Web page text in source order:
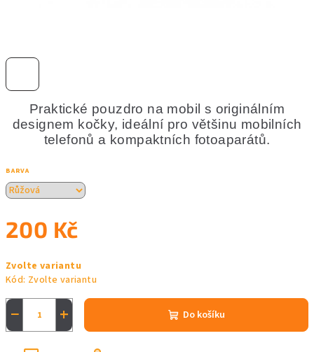
Praktické pouzdro na mobil s originálním
designem kočky, ideální pro většinu mobilních
telefonů a kompaktních fotoaparátů.
BARVA
200 Kč
cena:
Zvolte variantu
Kód: Zvolte variantu
+
− Do košíku